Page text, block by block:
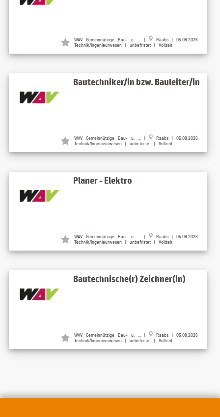
WAV Gemeinnützige Bau- u. ... |
Raabs | 05.08.2026
Technik/Ingenieurwesen | unbefristet | Vollzeit
Bautechniker/in bzw. Bauleiter/in
WAV Gemeinnützige Bau- u. ... |
Raabs | 05.08.2026
Technik/Ingenieurwesen | unbefristet | Vollzeit
Planer - Elektro
WAV Gemeinnützige Bau- u. ... |
Raabs | 05.08.2026
Technik/Ingenieurwesen | unbefristet | Vollzeit
Bautechnische(r) Zeichner(in)
WAV Gemeinnützige Bau- u. ... |
Raabs | 05.08.2026
Technik/Ingenieurwesen | unbefristet | Vollzeit